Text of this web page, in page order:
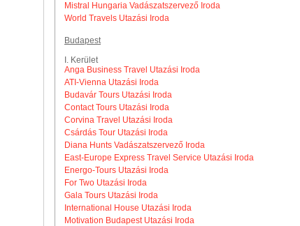
Mistral Hungaria Vadászatszervező Iroda
World Travels Utazási Iroda
Budapest
I. Kerület
Anga Business Travel Utazási Iroda
ATI-Vienna Utazási Iroda
Budavár Tours Utazási Iroda
Contact Tours Utazási Iroda
Corvina Travel Utazási Iroda
Csárdás Tour Utazási Iroda
Diana Hunts Vadászatszervező Iroda
East-Europe Express Travel Service Utazási Iroda
Energo-Tours Utazási Iroda
For Two Utazási Iroda
Gala Tours Utazási Iroda
International House Utazási Iroda
Motivation Budapest Utazási Iroda